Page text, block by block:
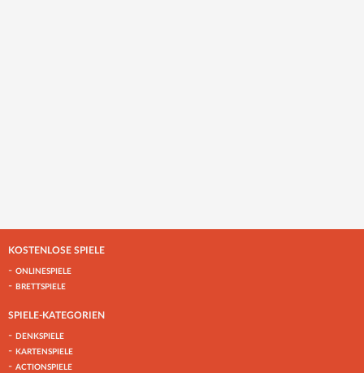
KOSTENLOSE SPIELE
ONLINESPIELE
BRETTSPIELE
SPIELE-KATEGORIEN
DENKSPIELE
KARTENSPIELE
ACTIONSPIELE